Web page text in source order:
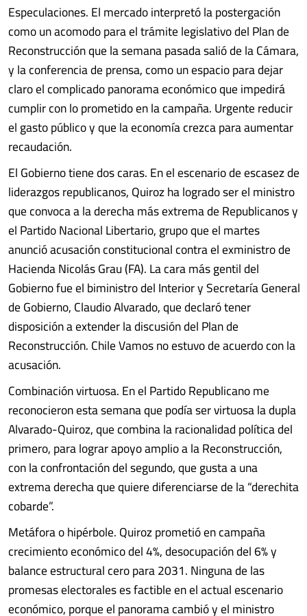
Especulaciones. El mercado interpretó la postergación
como un acomodo para el trámite legislativo del Plan de
Reconstrucción que la semana pasada salió de la Cámara,
y la conferencia de prensa, como un espacio para dejar
claro el complicado panorama económico que impedirá
cumplir con lo prometido en la campaña. Urgente reducir
el gasto público y que la economía crezca para aumentar
recaudación.
El Gobierno tiene dos caras. En el escenario de escasez de
liderazgos republicanos, Quiroz ha logrado ser el ministro
que convoca a la derecha más extrema de Republicanos y
el Partido Nacional Libertario, grupo que el martes
anunció acusación constitucional contra el exministro de
Hacienda Nicolás Grau (FA). La cara más gentil del
Gobierno fue el biministro del Interior y Secretaría General
de Gobierno, Claudio Alvarado, que declaró tener
disposición a extender la discusión del Plan de
Reconstrucción. Chile Vamos no estuvo de acuerdo con la
acusación.
Combinación virtuosa. En el Partido Republicano me
reconocieron esta semana que podía ser virtuosa la dupla
Alvarado-Quiroz, que combina la racionalidad política del
primero, para lograr apoyo amplio a la Reconstrucción,
con la confrontación del segundo, que gusta a una
extrema derecha que quiere diferenciarse de la “derechita
cobarde”.
Metáfora o hipérbole. Quiroz prometió en campaña
crecimiento económico del 4%, desocupación del 6% y
balance estructural cero para 2031. Ninguna de las
promesas electorales es factible en el actual escenario
económico, porque el panorama cambió y el ministro